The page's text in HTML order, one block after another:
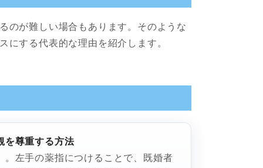
のが難しい場合もあります。そのような
にする代表的な理由を紹介します。
を尊重する方法
左手の薬指につけることで、既婚者